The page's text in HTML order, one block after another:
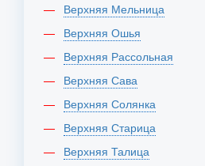
Верхняя Мельница
Верхняя Ошья
Верхняя Рассольная
Верхняя Сава
Верхняя Солянка
Верхняя Старица
Верхняя Талица